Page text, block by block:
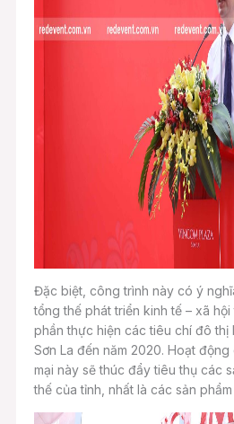
Đặc biệt, công trình này có ý
tổng thế phát triển kinh tế – xã
phần thực hiện các tiêu chí đô thị
Sơn La đến năm 2020. Hoạt
mại này sẽ thúc đẩy tiêu thụ các
thế của tỉnh, nhất là các sản